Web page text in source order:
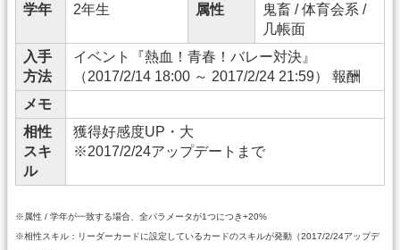
学年 2年生 属性
鬼畜 / 体育会系 /
几帳面
入手
方法
イベント『熱血！青春！バレー対決』
（2017/2/14 18:00 ～ 2017/2/24 21:59） 報酬
メモ
相性
スキ
ル
獲得好感度UP・大
※2017/2/24アップデートまで
※属性 / 学年が一致する場合、全パラメータが1つにつき+20%
※相性スキル：リーダーカードに設定しているカードのスキルが発動（2017/2/24アップデ